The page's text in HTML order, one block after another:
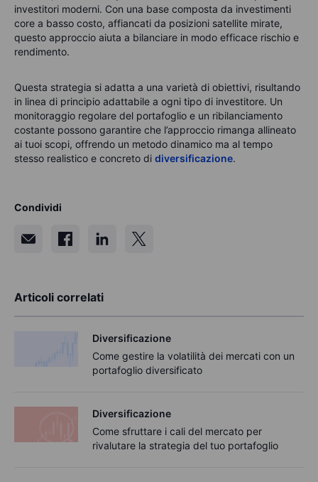
investitori moderni. Con una base composta da investimenti
core a basso costo, affiancati da posizioni satellite mirate,
questo approccio aiuta a bilanciare in modo efficace rischio e
rendimento.
Questa strategia si adatta a una varietà di obiettivi, risultando
in linea di principio adattabile a ogni tipo di investitore. Un
monitoraggio regolare del portafoglio e un ribilanciamento
costante possono garantire che l’approccio rimanga allineato
ai tuoi scopi, offrendo un metodo dinamico ma al tempo
stesso realistico e concreto di diversificazione.
Condividi
Articoli correlati
Diversificazione
Come gestire la volatilità dei mercati con un
portafoglio diversificato
Diversificazione
Come sfruttare i cali del mercato per
rivalutare la strategia del tuo portafoglio